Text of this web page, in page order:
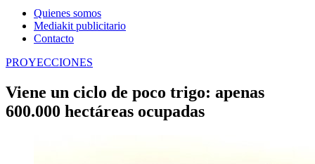
Quienes somos
Mediakit publicitario
Contacto
PROYECCIONES
Viene un ciclo de poco trigo: apenas
600.000 hectáreas ocupadas